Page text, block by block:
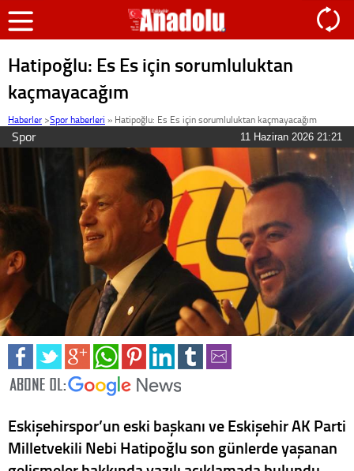
Hatipoğlu: Es Es için sorumluluktan
kaçmayacağım
Haberler >Spor haberleri » Hatipoğlu: Es Es için sorumluluktan kaçmayacağım
Spor 11 Haziran 2026 21:21
Eskişehirspor’un eski başkanı ve Eskişehir AK Parti
Milletvekili Nebi Hatipoğlu son günlerde yaşanan